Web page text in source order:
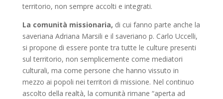
territorio, non sempre accolti e integrati.
La comunità missionaria, di cui fanno parte anche la
saveriana Adriana Marsili e il saveriano p. Carlo Uccelli,
si propone di essere ponte tra tutte le culture presenti
sul territorio, non semplicemente come mediatori
culturali, ma come persone che hanno vissuto in
mezzo ai popoli nei territori di missione. Nel continuo
ascolto della realtà, la comunità rimane “aperta ad